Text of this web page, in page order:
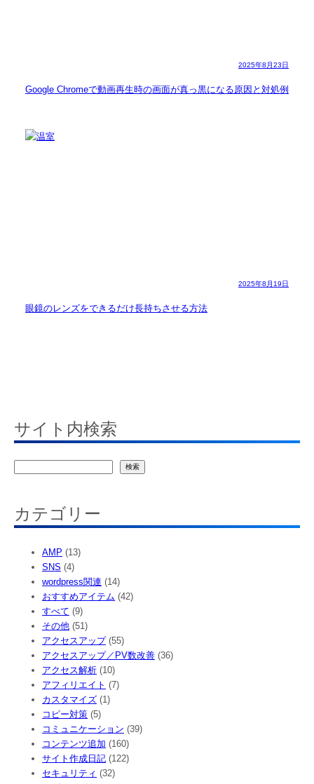
2025年8月23日
Google Chromeで動画再生時の画面が真っ黒になる原因と対処例
2025年8月19日
眼鏡のレンズをできるだけ長持ちさせる方法
サイト内検索
検索
カテゴリー
AMP (13)
SNS (4)
wordpress関連 (14)
おすすめアイテム (42)
すべて (9)
その他 (51)
アクセスアップ(55)
アクセスアップ／PV数改善 (36)
アクセス解析 (10)
アフィリエイト (7)
カスタマイズ (1)
コピー対策 (5)
コミュニケーション (39)
コンテンツ追加 (160)
サイト作成日記 (122)
セキュリティ (32)